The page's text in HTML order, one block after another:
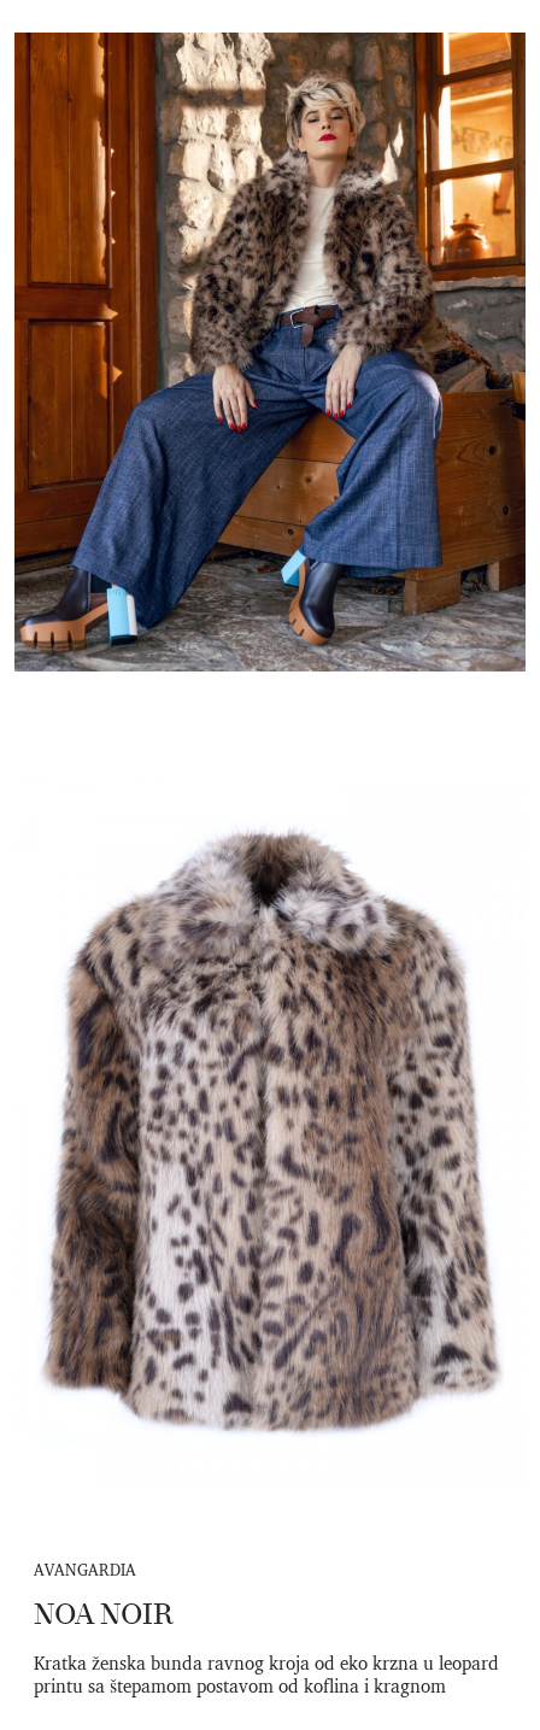
AVANGARDIA
NOA NOIR
Kratka ženska bunda ravnog kroja od eko krzna u leopard
printu sa štepamom postavom od koflina i kragnom